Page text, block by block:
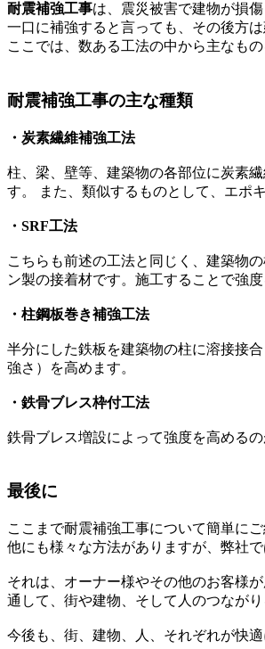
耐震補強工事は、震災被害で建物が損
一口に補強すると言っても、その後方
ここでは、数ある工法の中から主なもの
耐震補強工事の主な種類
・炭素繊維補強工法
柱、梁、壁等、建築物の各部位に炭素
す。 また、類似するものとして、エポ
・SRF工法
こちらも前述の工法と同じく、建築物
ン製の接着材です。施工することで強
・柱鋼板巻き補強工法
半分にした鉄板を建築物の柱に溶接接
強さ）を高めます。
・鉄骨ブレス枠付工法
鉄骨ブレス増設によって強度を高める
最後に
ここまで耐震補強工事について簡単に
他にも様々な方法がありますが、弊社
それは、オーナー様やその他のお客様
通して、街や建物、そして人のつなが
今後も、街、建物、人、それぞれが快